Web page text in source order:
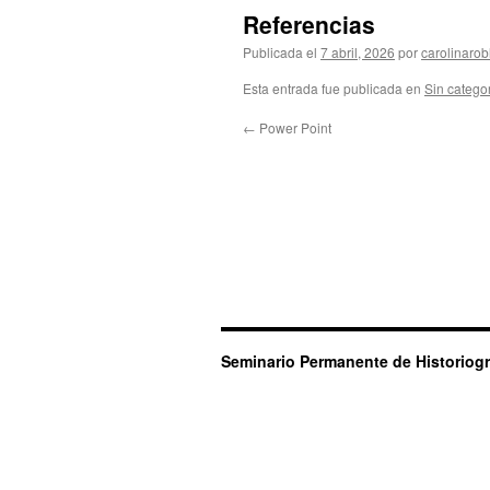
Referencias
Publicada el 7 abril, 2026 por
Esta entrada fue publicada en Sin
← Power Point
Seminario Permanente de